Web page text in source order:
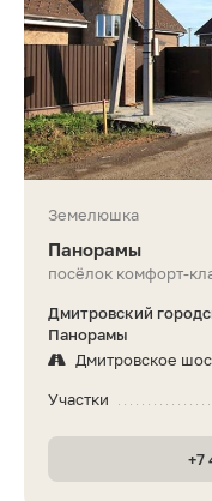
Земелюшка
Панорамы
посёлок комфорт-
Дмитровский
Панорамы
Дмитровское
Участки
+7